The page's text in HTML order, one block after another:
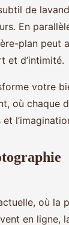
de
En
plan peut
et d’intimité.
votre
où chaque
où la
en ligne,